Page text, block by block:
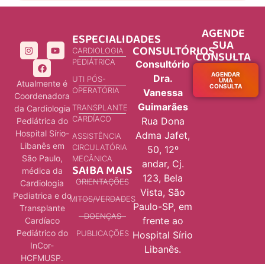
Atualmente é
Coordenadora
da Cardiologia
Pediátrica do
Hospital Sírio-
Libanês em
São Paulo,
médica da
Cardiologia
Pediatrica e do
Transplante
Cardíaco
Pediátrico do
InCor-
HCFMUSP.
ESPECIALIDADES
CARDIOLOGIA
PEDIÁTRICA
UTI PÓS-
OPERATÓRIA
TRANSPLANTE
CARDÍACO
ASSISTÊNCIA
CIRCULATÓRIA
MECÂNICA
SAIBA MAIS
ORIENTAÇÕES
MITOS/VERDADES
DOENÇAS
PUBLICAÇÕES
CONSULTÓRIOS
Consultório
Dra.
Vanessa
Guimarães
Rua Dona
Adma Jafet,
50, 12º
andar, Cj.
123, Bela
Vista, São
Paulo-SP, em
frente ao
Hospital Sírio
Libanês.
AGENDE
SUA
CONSULTA
AGENDAR
UMA
CONSULTA